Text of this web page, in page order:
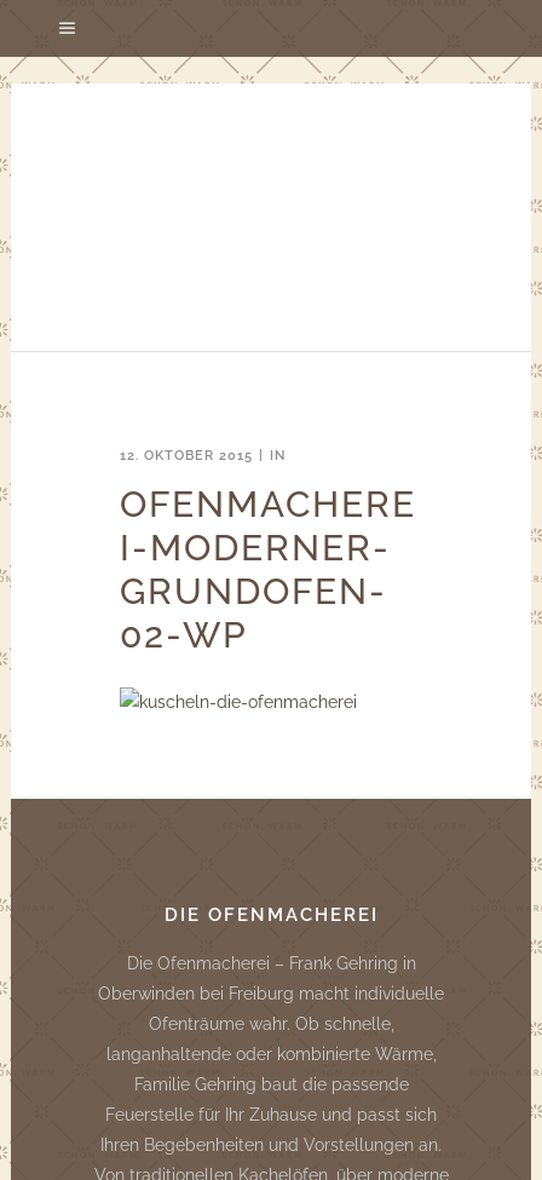
12. OKTOBER 2015 IN
OFENMACHERE
I-MODERNER-
GRUNDOFEN-
02-WP
DIE OFENMACHEREI
Die Ofenmacherei – Frank Gehring in
Oberwinden bei Freiburg macht individuelle
Ofenträume wahr. Ob schnelle,
langanhaltende oder kombinierte Wärme,
Familie Gehring baut die passende
Feuerstelle für Ihr Zuhause und passt sich
Ihren Begebenheiten und Vorstellungen an.
Von traditionellen Kachelöfen, über moderne